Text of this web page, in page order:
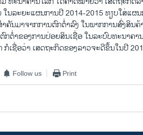
ໃນລະຍະແຜນການປີ 2014-2015 ທຽບໃສ່ແຜ
ຄັນມາຈາກການຕົກຕ່ຳລົງ ໃນພາກການສົ່ງສິນ
ກຕ່ຳຂອງການປ່ອຍສິນເຊື່ອ ໃນລະບົບທະນາຄາ
ກໍເຊື່ອວ່າ ເສດຖະກິດຂອງລາວຈະດີຂຶ້ນໃນປີ
Follow us Print